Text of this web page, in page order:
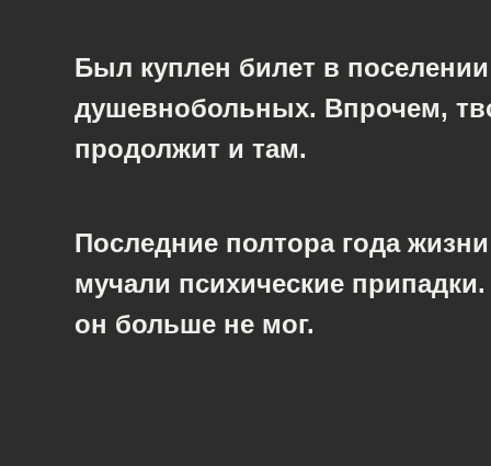
Последние полтора года
мучали психические
он больше не мог.
Был куплен билет в
душевнобольных. Впрочем,
продолжит и там.